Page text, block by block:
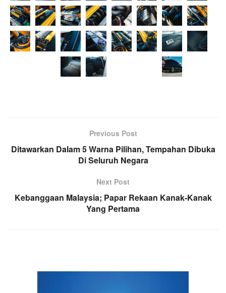
Previous Post
Ditawarkan Dalam 5 Warna Pilihan, Tempahan Dibuka
Di Seluruh Negara
Next Post
Kebanggaan Malaysia; Papar Rekaan Kanak-Kanak
Yang Pertama